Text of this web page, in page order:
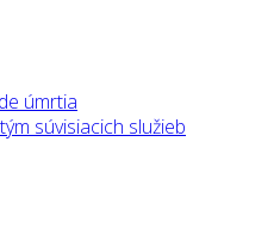
úmrtia
súvisiacich služieb